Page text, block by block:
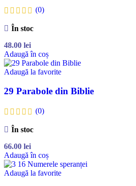
(0)
În stoc
48.00 lei
Adaugă în coș
Adaugă la favorite
29 Parabole din Biblie
(0)
În stoc
66.00 lei
Adaugă în coș
Adaugă la favorite